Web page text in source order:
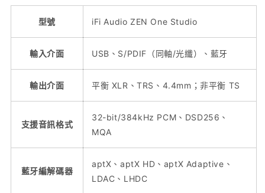
型號 iFi Audio ZEN One Studio
輸入介面 USB、S/PDIF（同軸/光纖）、藍牙
輸出介面 平衡 XLR、TRS、4.4mm；非平衡 TS
支援音訊格式
32-bit/384kHz PCM、DSD256、
MQA
藍牙編解碼器
aptX、aptX HD、aptX Adaptive、
LDAC、LHDC